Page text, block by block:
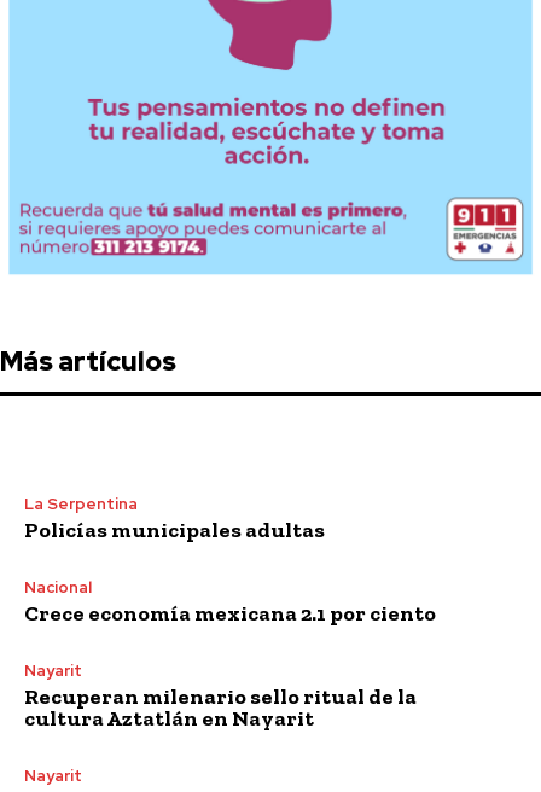
Más artículos
La Serpentina
Policías municipales adultas
Nacional
Crece economía mexicana 2.1 por ciento
Nayarit
Recuperan milenario sello ritual de la
cultura Aztatlán en Nayarit
Nayarit